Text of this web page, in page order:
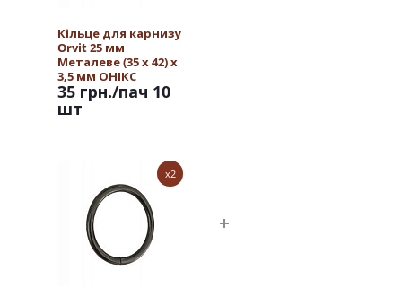
Кільце для карнизу
Orvit 25 мм
Металеве (35 х 42) х
3,5 мм ОНІКС
35 грн./пач 10
шт
x2